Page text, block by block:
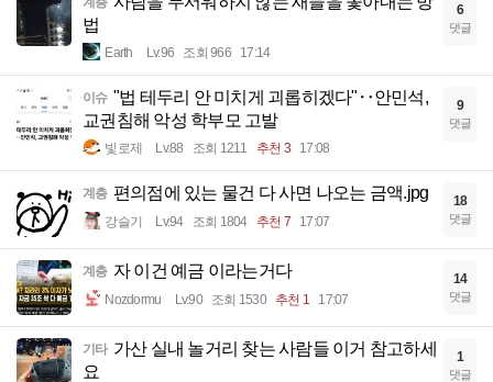
법
Earth Lv.96 조회 966 17:14
6
댓글
이슈 "법 테두리 안 미치게 괴롭히겠다"‥안민석,
교권침해 악성 학부모 고발
빛로제 Lv.88 조회 1211 추천 3 17:08
9
댓글
계층 편의점에 있는 물건 다 사면 나오는 금액.jpg
강슬기 Lv.94 조회 1804 추천 7 17:07
18
댓글
계층 자 이건 예금 이라는거다
Nozdormu Lv.90 조회 1530 추천 1 17:07
14
댓글
기타 가산 실내 놀거리 찾는 사람들 이거 참고하세
요
1
댓글